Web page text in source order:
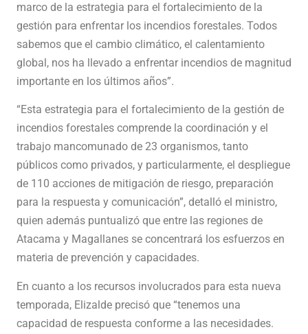
marco de la estrategia para el fortalecimiento de la
gestión para enfrentar los incendios forestales. Todos
sabemos que el cambio climático, el calentamiento
global, nos ha llevado a enfrentar incendios de magnitud
importante en los últimos años”.
“Esta estrategia para el fortalecimiento de la gestión de
incendios forestales comprende la coordinación y el
trabajo mancomunado de 23 organismos, tanto
públicos como privados, y particularmente, el despliegue
de 110 acciones de mitigación de riesgo, preparación
para la respuesta y comunicación”, detalló el ministro,
quien además puntualizó que entre las regiones de
Atacama y Magallanes se concentrará los esfuerzos en
materia de prevención y capacidades.
En cuanto a los recursos involucrados para esta nueva
temporada, Elizalde precisó que “tenemos una
capacidad de respuesta conforme a las necesidades.